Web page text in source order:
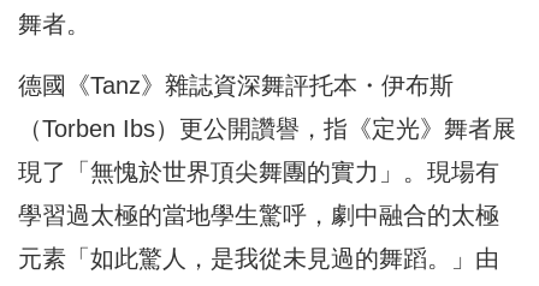
舞者。
德國《Tanz》雜誌資深舞評托本・伊布斯
（Torben Ibs）更公開讚譽，指《定光》舞者展
現了「無愧於世界頂尖舞團的實力」。現場有
學習過太極的當地學生驚呼，劇中融合的太極
元素「如此驚人，是我從未見過的舞蹈。」由